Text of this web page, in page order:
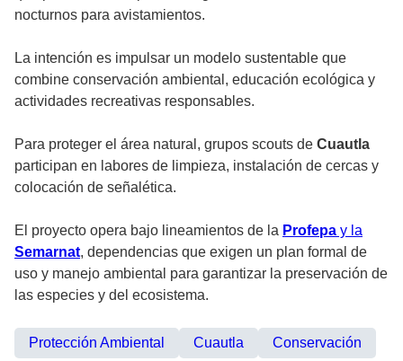
nocturnos para avistamientos.
La intención es impulsar un modelo sustentable que
combine conservación ambiental, educación ecológica y
actividades recreativas responsables.
Para proteger el área natural, grupos scouts de Cuautla
participan en labores de limpieza, instalación de cercas y
colocación de señalética.
El proyecto opera bajo lineamientos de la Profepa y la
Semarnat, dependencias que exigen un plan formal de
uso y manejo ambiental para garantizar la preservación de
las especies y del ecosistema.
Protección Ambiental Cuautla Conservación